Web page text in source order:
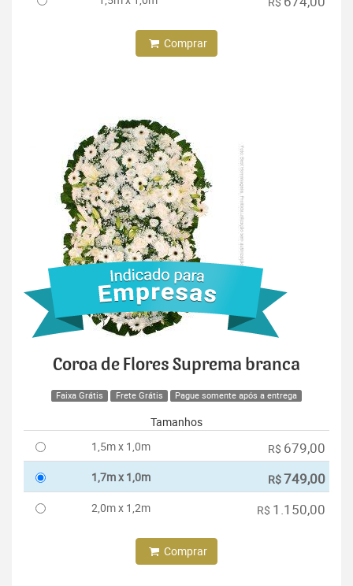
Comprar
Coroa de Flores Suprema branca
Faixa Grátis Frete Grátis Pague somente após a entrega
Tamanhos
1,5m x 1,0m
R$ 679,00
1,7m x 1,0m R$749,00
2,0m x 1,2m R$ 1.150,00
Comprar